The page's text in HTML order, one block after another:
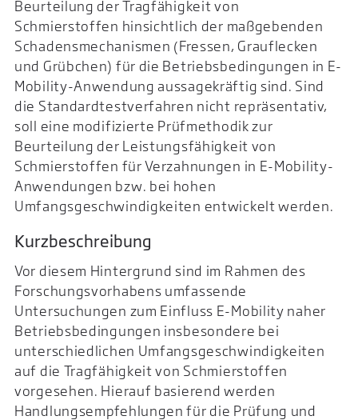
Beurteilung der Tragfähigkeit von
Schmierstoffen hinsichtlich der maßgebenden
Schadensmechanismen (Fressen, Grauflecken
und Grübchen) für die Betriebsbedingungen in E-
Mobility-Anwendung aussagekräftig sind. Sind
die Standardtestverfahren nicht repräsentativ,
soll eine modifizierte Prüfmethodik zur
Beurteilung der Leistungsfähigkeit von
Schmierstoffen für Verzahnungen in E-Mobility-
Anwendungen bzw. bei hohen
Umfangsgeschwindigkeiten entwickelt werden.
Kurzbeschreibung
Vor diesem Hintergrund sind im Rahmen des
Forschungsvorhabens umfassende
Untersuchungen zum Einfluss E-Mobility naher
Betriebsbedingungen insbesondere bei
unterschiedlichen Umfangsgeschwindigkeiten
auf die Tragfähigkeit von Schmierstoffen
vorgesehen. Hierauf basierend werden
Handlungsempfehlungen für die Prüfung und